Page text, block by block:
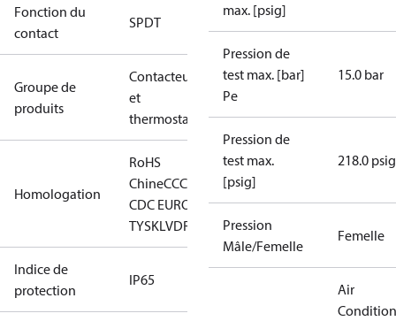
Fonction du
contact
SPDT
Groupe de
produits
Contacteurs
et
thermostats
Homologation
RoHS
ChineCCC EACLLC
CDC EURO-
TYSKLVDRoHS
Indice de
protection
IP65
max. [psig]
Pression de
test max. [bar]
Pe
15.0 bar
Pression de
test max.
[psig]
218.0 psig
Pression
Mâle/Femelle
Femelle
Air